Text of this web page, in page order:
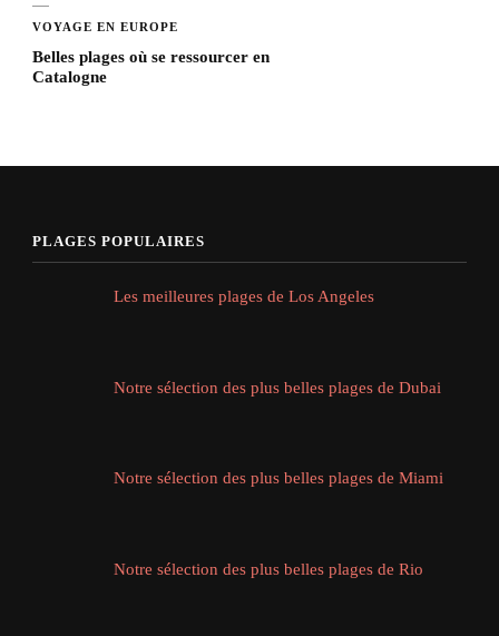
VOYAGE EN EUROPE
Belles plages où se ressourcer en
Catalogne
PLAGES POPULAIRES
Les meilleures plages de Los Angeles
Notre sélection des plus belles plages de Dubai
Notre sélection des plus belles plages de Miami
Notre sélection des plus belles plages de Rio